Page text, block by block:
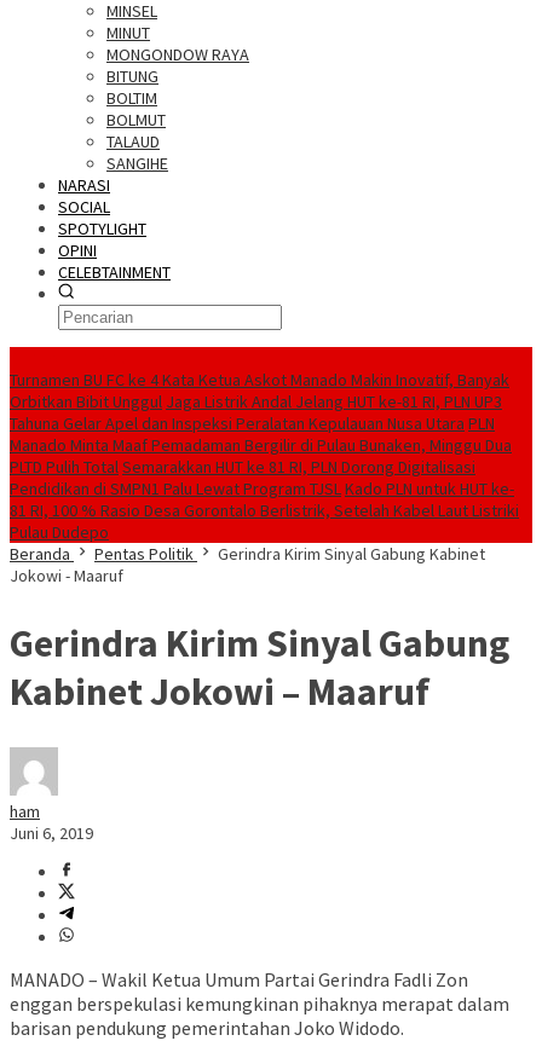
MINSEL
MINUT
MONGONDOW RAYA
BITUNG
BOLTIM
BOLMUT
TALAUD
SANGIHE
NARASI
SOCIAL
SPOTYLIGHT
OPINI
CELEBTAINMENT
Turnamen BU FC ke 4 Kata Ketua Askot Manado Makin Inovatif, Banyak
Orbitkan Bibit Unggul Jaga Listrik Andal Jelang HUT ke-81 RI, PLN UP3
Tahuna Gelar Apel dan Inspeksi Peralatan Kepulauan Nusa Utara PLN
Manado Minta Maaf Pemadaman Bergilir di Pulau Bunaken, Minggu Dua
PLTD Pulih TotalSemarakkan HUT ke 81 RI, PLN Dorong Digitalisasi
Pendidikan di SMPN1 Palu Lewat Program TJSLKado PLN untuk HUT ke-
81 RI, 100 % Rasio Desa Gorontalo Berlistrik, Setelah Kabel Laut Listriki
Pulau Dudepo
Beranda
Pentas Politik
Gerindra Kirim Sinyal Gabung Kabinet
Jokowi - Maaruf
Gerindra Kirim Sinyal Gabung
Kabinet Jokowi – Maaruf
ham
Juni 6, 2019
MANADO – Wakil Ketua Umum Partai Gerindra Fadli Zon
enggan berspekulasi kemungkinan pihaknya merapat dalam
barisan pendukung pemerintahan Joko Widodo.